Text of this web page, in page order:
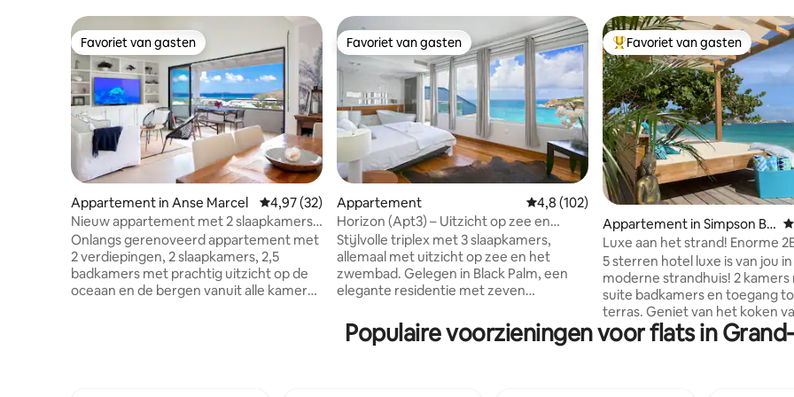
Favoriet van gasten
Favoriet van gasten
Appartement in Anse Marcel Gemiddelde beoordeling van 4,97 uit 5, 32 recensies
4,97 (32)
Nieuw appartement met 2 slaapkamers
en 2 badkamers met eindeloos uitzicht
op de oceaan
Onlangs gerenoveerd appartement met
2 verdiepingen, 2 slaapkamers, 2,5
badkamers met prachtig uitzicht op de
oceaan en de bergen vanuit alle kamers.
Favoriet van gasten
Favoriet van gasten
Appartement Gemiddelde beoordeling van 4,8 uit 5, 102
4,8 (102)
Horizon (Apt3) – Uitzicht op zee en
zwembad, terras
Stijlvolle triplex met 3 slaapkamers,
allemaal met uitzicht op zee en het
zwembad. Gelegen in Black Palm, een
elegante residentie met zeven
rustige en exclusieve buurt. Indigo Beach
ligt op slechts 5 minuten lopen. Geniet
Topfavoriet van gasten
Favoriet van gasten
Appartement in Simpson Ba
yLuxe aan het strand! Enorme
allemaal heeft! 😍🤩😍
5 sterren hotel luxe is van jou
moderne strandhuis! 2 kamers
suite badkamers en toegang
terras. Geniet van het koken
maaltijden en dineer binnen
dek (of strand!). Het grootste
Populaire voorzieningen voor flats in